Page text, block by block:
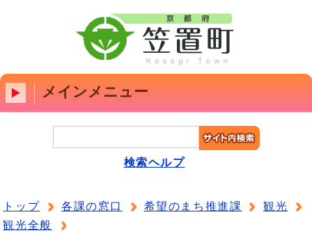
メインメニュー
検索ヘルプ
トップ 各課の窓口 希望のまち推進課
観光
観光全般